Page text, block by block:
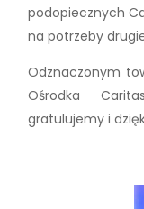
podopiecznych
na potrzeby
Odznaczonym
Ośrodka
gratulujemy i